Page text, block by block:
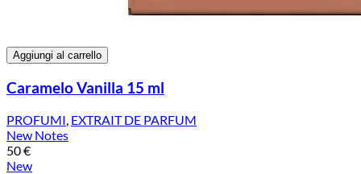
Aggiungi al carrello
Caramelo Vanilla 15 ml
PROFUMI EXTRAIT DE PARFUM
New Notes
50€
New